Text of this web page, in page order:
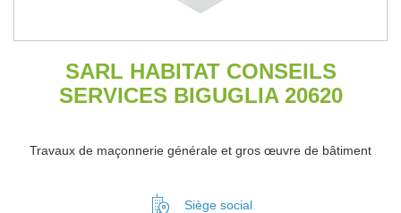
SARL HABITAT CONSEILS
SERVICES BIGUGLIA 20620
Travaux de maçonnerie générale et gros œuvre de bâtiment
Siège social